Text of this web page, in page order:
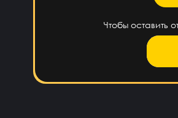
Чтобы оставить